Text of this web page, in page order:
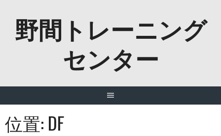
content野間トレーニング
センター
位置: DF